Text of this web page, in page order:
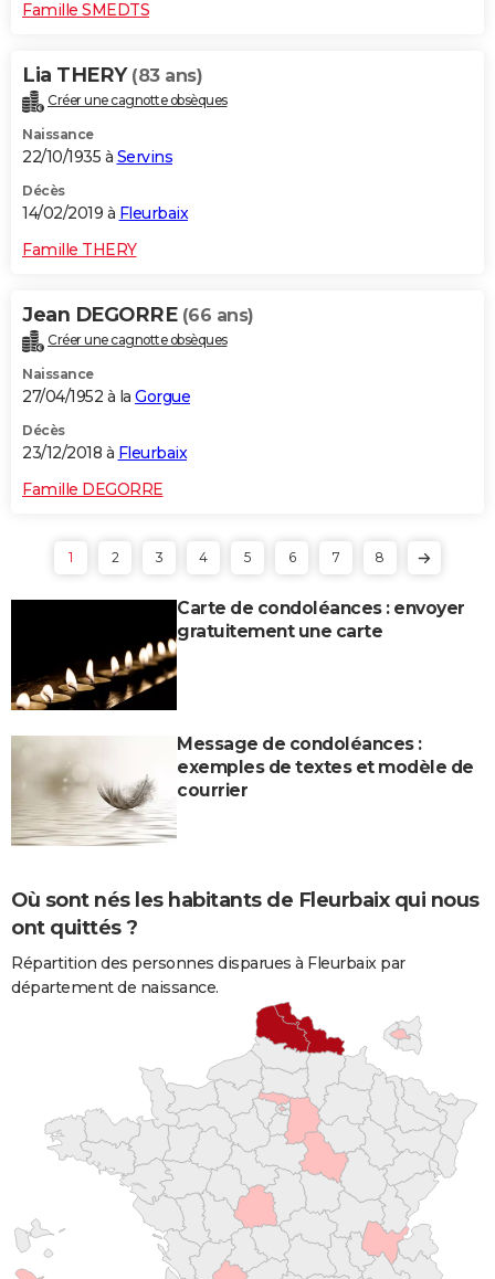
Famille SMEDTS
Lia THERY (83 ans)
Créer une cagnotte obsèques
Naissance
22/10/1935 à Servins
Décès
14/02/2019 à Fleurbaix
Famille THERY
Jean DEGORRE (66 ans)
Créer une cagnotte obsèques
Naissance
27/04/1952 à la Gorgue
Décès
23/12/2018 à Fleurbaix
Famille DEGORRE
1 2 3 4 5 6 7 8
Carte de condoléances : envoyer
gratuitement une carte
Message de condoléances :
exemples de textes et modèle de
courrier
Où sont nés les habitants de Fleurbaix qui nous
ont quittés ?
Répartition des personnes disparues à Fleurbaix par
département de naissance.